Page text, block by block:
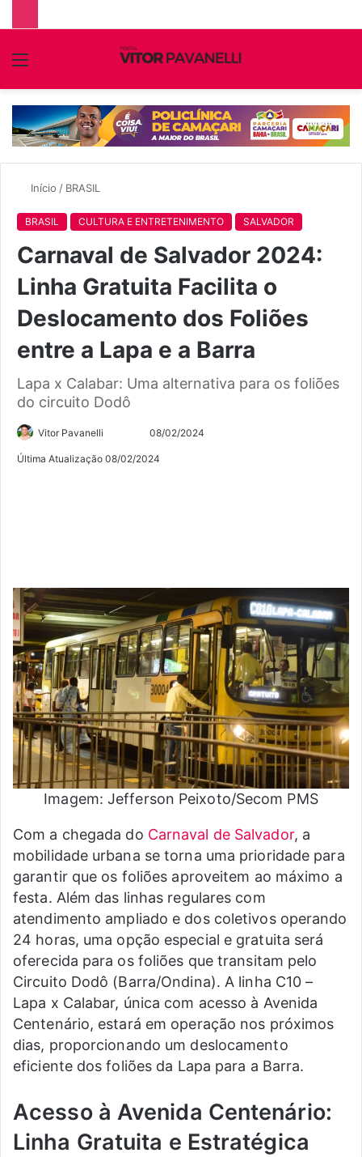
Menu
Início / BRASIL
BRASIL CULTURA E ENTRETENIMENTO SALVADOR
Carnaval de Salvador 2024:
Linha Gratuita Facilita o
Deslocamento dos Foliões
entre a Lapa e a Barra
Lapa x Calabar: Uma alternativa para os foliões
do circuito Dodô
Vitor Pavanelli
no
Mande
um
08/02/2024
Última Atualização 08/02/2024
Imagem: Jefferson Peixoto/Secom PMS
Com a chegada do Carnaval de Salvador, a
mobilidade urbana se torna uma prioridade para
garantir que os foliões aproveitem ao máximo a
festa. Além das linhas regulares com
atendimento ampliado e dos coletivos operando
24 horas, uma opção especial e gratuita será
oferecida para os foliões que transitam pelo
Circuito Dodô (Barra/Ondina). A linha C10 –
Lapa x Calabar, única com acesso à Avenida
Centenário, estará em operação nos próximos
dias, proporcionando um deslocamento
eficiente dos foliões da Lapa para a Barra.
Acesso à Avenida Centenário:
Linha Gratuita e Estratégica